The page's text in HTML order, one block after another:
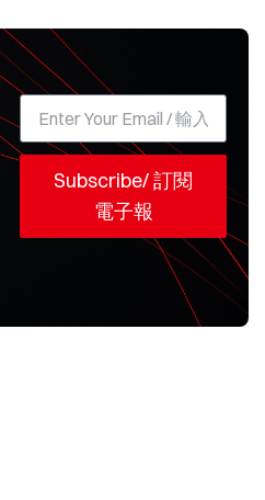
Subscribe/ 訂閱
電子報